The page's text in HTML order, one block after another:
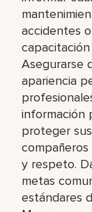
accidentes
Asegurarse
apariencia
información
proteger
y respeto.
metas
estándares